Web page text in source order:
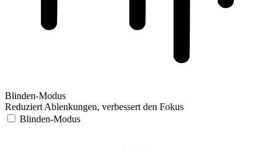
Blinden-Modus
Reduziert Ablenkungen, verbessert den Fokus
Blinden-Modus